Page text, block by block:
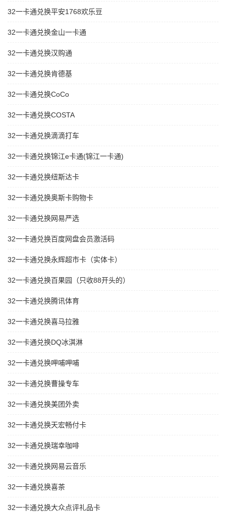
32一卡通兑换平安1768欢乐豆
32一卡通兑换金山一卡通
32一卡通兑换汉购通
32一卡通兑换肯德基
32一卡通兑换CoCo
32一卡通兑换COSTA
32一卡通兑换滴滴打车
32一卡通兑换锦江e卡通(锦江一卡通)
32一卡通兑换纽斯达卡
32一卡通兑换奥斯卡购物卡
32一卡通兑换网易严选
32一卡通兑换百度网盘会员激活码
32一卡通兑换永辉超市卡（实体卡）
32一卡通兑换百果园（只收88开头的）
32一卡通兑换腾讯体育
32一卡通兑换喜马拉雅
32一卡通兑换DQ冰淇淋
32一卡通兑换呷哺呷哺
32一卡通兑换曹操专车
32一卡通兑换美团外卖
32一卡通兑换天宏畅付卡
32一卡通兑换瑞幸咖啡
32一卡通兑换网易云音乐
32一卡通兑换喜茶
32一卡通兑换大众点评礼品卡